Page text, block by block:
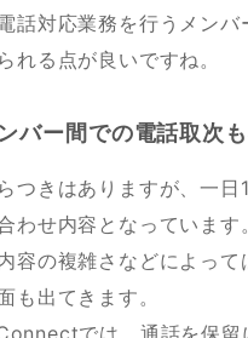
話対応業務を行うメン
れる点が良いですね。
バー間での電話取次も
つきはありますが、一
わせ内容となっています。
容の複雑さなどによっ
も出てきます。
では、通話を保留